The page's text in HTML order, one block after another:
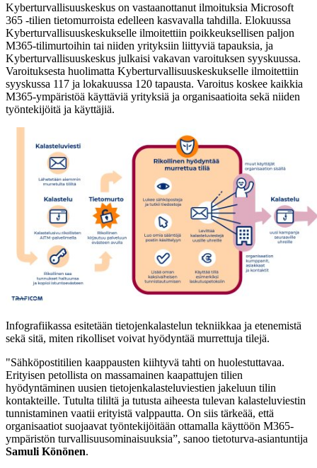
Kyberturvallisuuskeskus on vastaanottanut ilmoituksia Microsoft
365 -tilien tietomurroista edelleen kasvavalla tahdilla. Elokuussa
Kyberturvallisuuskeskukselle ilmoitettiin poikkeuksellisen paljon
M365-tilimurtoihin tai niiden yrityksiin liittyviä tapauksia, ja
Kyberturvallisuuskeskus julkaisi vakavan varoituksen syyskuussa.
Varoituksesta huolimatta Kyberturvallisuuskeskukselle ilmoitettiin
syyskussa 117 ja lokakuussa 120 tapausta. Varoitus koskee kaikkia
M365-ympäristöä käyttäviä yrityksiä ja organisaatioita sekä niiden
työntekijöitä ja käyttäjiä.
Infografiikassa esitetään tietojenkalastelun tekniikkaa ja etenemistä
sekä sitä, miten rikolliset voivat hyödyntää murrettuja tilejä.
"Sähköpostitilien kaappausten kiihtyvä tahti on huolestuttavaa.
Erityisen petollista on massamainen kaapattujen tilien
hyödyntäminen uusien tietojenkalasteluviestien jakeluun tilin
kontakteille. Tutulta tililtä ja tutusta aiheesta tulevan kalasteluviestin
tunnistaminen vaatii erityistä valppautta. On siis tärkeää, että
organisaatiot suojaavat työntekijöitään ottamalla käyttöön M365-
ympäristön turvallisuusominaisuuksia”, sanoo tietoturva-asiantuntija
Samuli Könönen.